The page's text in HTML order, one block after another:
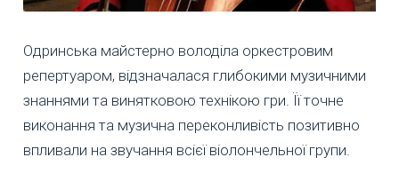
Одринська майстерно володіла оркестровим
репертуаром, відзначалася глибокими музичними
знаннями та винятковою технікою гри. Її точне
виконання та музична переконливість позитивно
впливали на звучання всієї віолончельної групи.